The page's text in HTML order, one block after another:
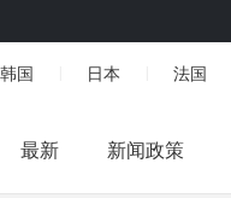
韩国 日本 法国
最新 新闻政策